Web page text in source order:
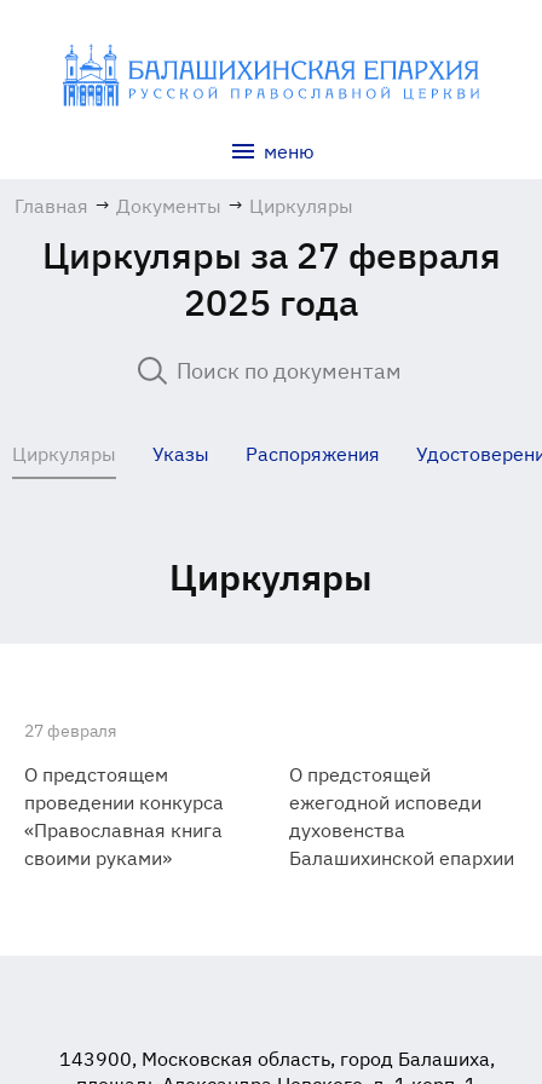
меню
Главная → Документы → Циркуляры
Циркуляры за 27 февраля
2025 года
Циркуляры Указы Распоряжения
Циркуляры
27 февраля
О предстоящем
проведении конкурса
«Православная книга
своими руками»
О предстоящей
ежегодной исповеди
духовенства
Балашихинской епархии
143900, Московская область, город Балашиха,